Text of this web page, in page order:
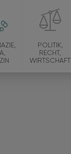
POLITIK,
RECHT,
WIRTSCHAFT